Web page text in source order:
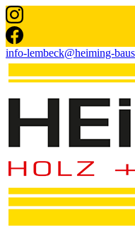
info-lembeck@heiming-